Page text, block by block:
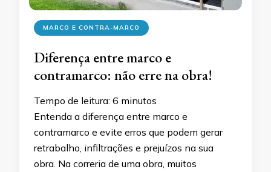
MARCO E CONTRA-MARCO
Diferença entre marco e
contramarco: não erre na obra!
Tempo de leitura: 6 minutos
Entenda a diferença entre marco e
contramarco e evite erros que podem gerar
retrabalho, infiltrações e prejuízos na sua
obra. Na correria de uma obra, muitos